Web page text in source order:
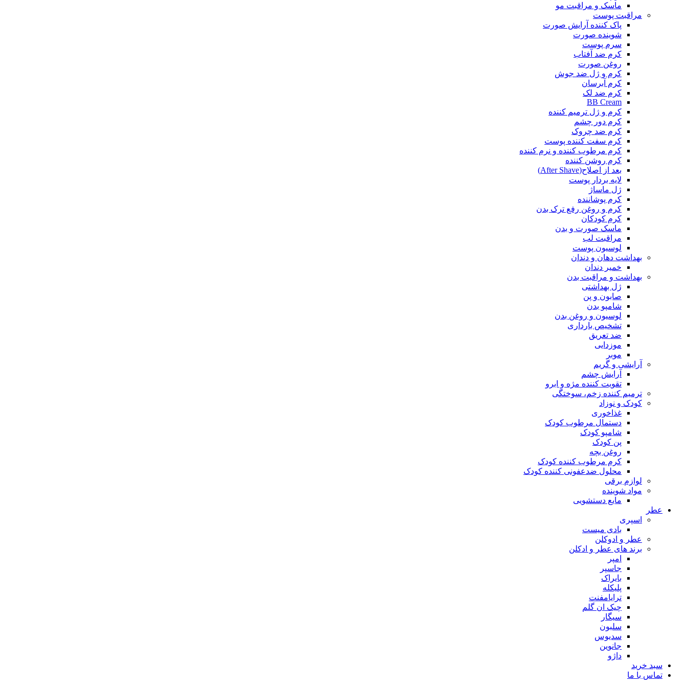
ماسک و مراقبت مو
مراقبت پوست
پاک کننده آرایش صورت
شوینده صورت
سرم پوست
کرم ضد آفتاب
روغن صورت
کرم و ژل ضد جوش
کرم آبرسان
کرم ضد لک
BB Cream
کرم و ژل ترمیم کننده
کرم دور چشم
کرم ضد چروک
کرم سفت کننده پوست
کرم مرطوب کننده و نرم کننده
کرم روشن کننده
بعد از اصلاح(After Shave)
لایه بردار پوست
ژل ماساژ
کرم پوشاننده
کرم و روغن رفع ترک بدن
کرم کودکان
ماسک صورت و بدن
مراقبت لب
لوسیون پوست
بهداشت دهان و دندان
خمیر دندان
بهداشت و مراقبت بدن
ژل بهداشتی
صابون و پن
شامپو بدن
لوسیون و روغن بدن
تشخیص بارداری
ضد تعریق
موزدایی
موبر
آرایشی و گریم
آرایش چشم
تقویت کننده مژه و ابرو
ترمیم کننده زخم، سوختگی
کودک و نوزاد
غذاخوری
دستمال مرطوب کودک
شامپو کودک
پن کودک
روغن بچه
کرم مرطوب کننده کودک
محلول ضدعفونی کننده کودک
لوازم برقی
مواد شوینده
مایع دستشویی
عطر
اسپری
بادی میست
عطر و ادوکلن
برند های عطر و ادکلن
امپر
جاسپر
بایراک
پلیکله
ترایامفنت
چیک ان گلم
سیگار
سلبون
سدیوس
جانوین
داژو
سبد خرید
تماس با ما